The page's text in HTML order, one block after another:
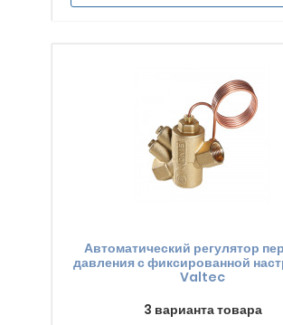
Автоматический регулятор
давления с фиксированной
Valtec
3 варианта товара